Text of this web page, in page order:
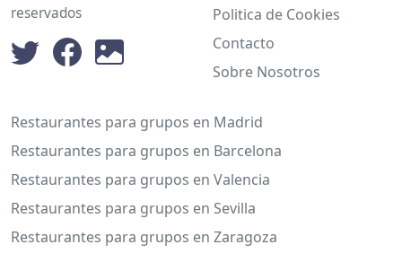
reservados
Politica de Cookies
Contacto
Sobre Nosotros
Restaurantes para grupos en Madrid
Restaurantes para grupos en Barcelona
Restaurantes para grupos en Valencia
Restaurantes para grupos en Sevilla
Restaurantes para grupos en Zaragoza